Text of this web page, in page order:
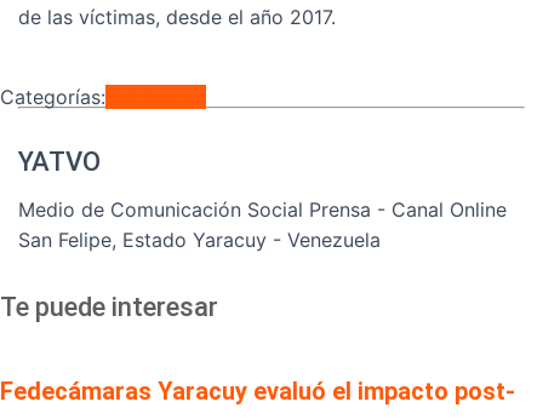
de las víctimas, desde el año 2017.
Categorías:
YATVO
Medio de Comunicación Social Prensa - Canal Online
San Felipe, Estado Yaracuy - Venezuela
Te puede interesar
Fedecámaras Yaracuy evaluó el impacto post-